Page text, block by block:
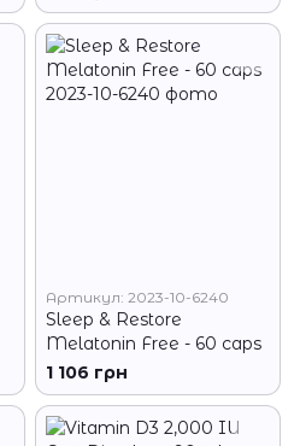
Артикул: 2023-10-6240
Sleep & Restore
Melatonin Free - 60 caps
1 106 грн